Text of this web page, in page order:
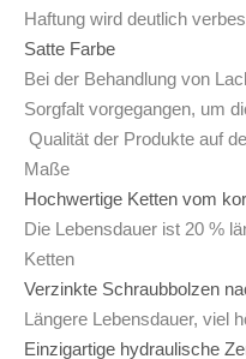
Haftung wird deutlich
Satte Farbe
Bei der Behandlung von
Sorgfalt vorgegangen, um
Qualität der Produkte auf
Maße
Hochwertige Ketten vom
Die Lebensdauer ist 20 %
Ketten
Verzinkte Schraubbolzen
Längere Lebensdauer, viel
Einzigartige hydraulische